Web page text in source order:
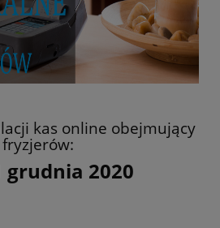
kas online obejmujący
fryzjerów:
grudnia 2020